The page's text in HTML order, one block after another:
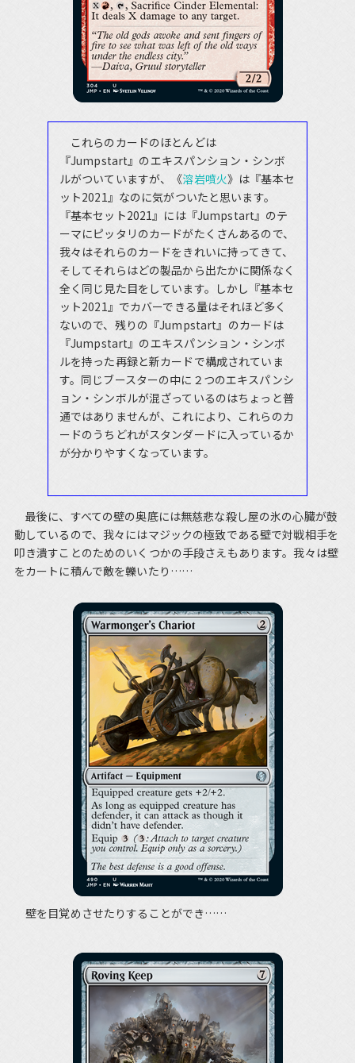
これらのカードのほとんどは
『Jumpstart』のエキスパンション・シンボ
ルがついていますが、《溶岩噴火》は『基本セ
ット2021』なのに気がついたと思います。
『基本セット2021』には『Jumpstart』のテ
ーマにピッタリのカードがたくさんあるので、
我々はそれらのカードをきれいに持ってきて、
そしてそれらはどの製品から出たかに関係なく
全く同じ見た目をしています。しかし『基本セ
ット2021』でカバーできる量はそれほど多く
ないので、残りの『Jumpstart』のカードは
『Jumpstart』のエキスパンション・シンボ
ルを持った再録と新カードで構成されていま
す。同じブースターの中に２つのエキスパンシ
ョン・シンボルが混ざっているのはちょっと普
通ではありませんが、これにより、これらのカ
ードのうちどれがスタンダードに入っているか
が分かりやすくなっています。
最後に、すべての壁の奥底には無慈悲な殺し屋の氷の心臓が鼓
動しているので、我々にはマジックの極致である壁で対戦相手を
叩き潰すことのためのいくつかの手段さえもあります。我々は壁
をカートに積んで敵を轢いたり……
壁を目覚めさせたりすることができ……